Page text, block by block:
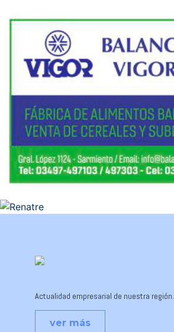
Actualidad empresarial de nuestra región.
ver más